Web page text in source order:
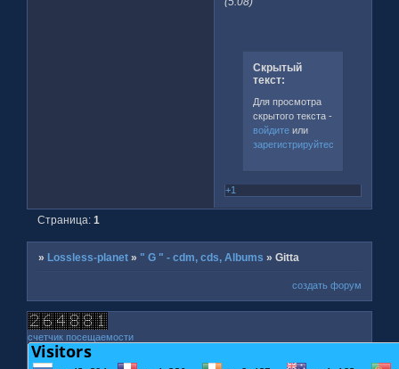
Скрытый
текст:
Для просмотра
скрытого текста -
войдитеили
зарегистрируйтесь
+1
Страница:1
»Lossless-planet » " G " - cdm, cds, Albums »Gitta
создать форум
счетчик посещаемости